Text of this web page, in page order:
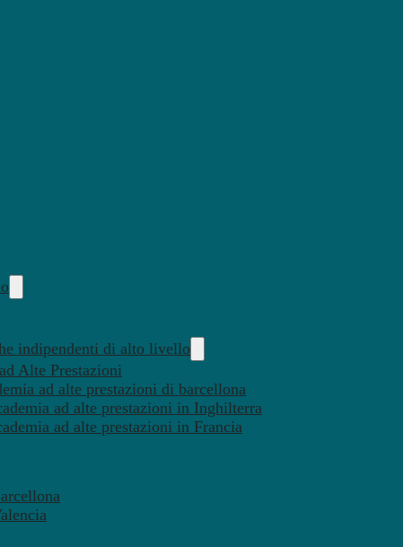
indipendenti di alto livello
Alte Prestazioni
ad alte prestazioni di barcellona
ad alte prestazioni in Inghilterra
ad alte prestazioni in Francia